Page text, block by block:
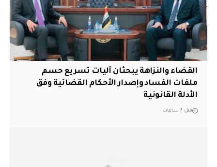
القضاء والنزاهة يبحثان آليات تسريع حسم
ملفات الفساد وإصدار الأحكام القضائية وفق
الأدلة القانونية
قبل 7 ساعات